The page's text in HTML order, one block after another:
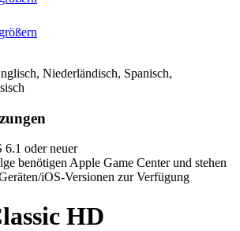
Niederländisch, Spanisch,
6.1 oder neuer
benötigen Apple Game Center und stehen
iOS-Versionen zur Verfügung
HD